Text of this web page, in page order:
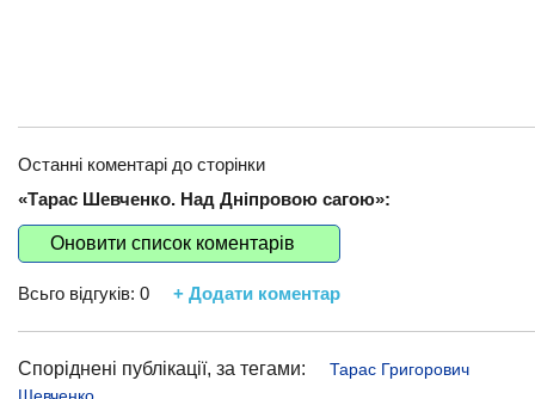
Останні коментарі до сторінки
«Тарас Шевченко. Над Дніпровою сагою»:
Оновити список коментарів
Всьго відгуків: 0 + Додати коментар
Споріднені публікації, за тегами:
Тарас Григорович
Шевченко